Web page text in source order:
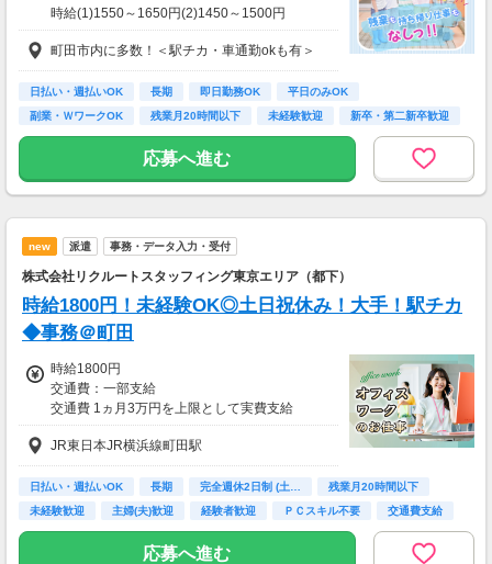
時給(1)1550～1650円(2)1450～1500円
(1)週40ｈ以上
(2)週40ｈ未満
【月収例】
290400円（時給1650円×8h×22日)
★シフト例：9-18時、7-11時、8-12時、9-16時
など
★短期2ヶ月～長期歓迎！
町田市内に多数！＜駅チカ・車通勤okも有＞
日払い・週払いOK 長期 即日勤務OK
平日のみOK
副業・ＷワークOK
残業月20時間以下 未経験歓迎
新卒・第二新卒歓迎
フリーター歓迎
応募へ進む
new 派遣 事務・データ入力・受付
株式会社リクルートスタッフィング東京エリア（都下）
時給1800円！未経験OK◎土日祝休み！大手！駅チカ
◆事務＠町田
時給1800円
交通費：一部支給
交通費 1ヵ月3万円を上限として実費支給
月収例 28万4760円 時給1800円×実働7h40m×
週5日×4週+残業5h
※月収例を保証するものではありません。
※給与即受取りサービス利用可（利用条件有）
JR東日本JR横浜線町田駅
日払い・週払いOK 長期 完全週休2日制 (土…
残業月20時間以下
未経験歓迎
主婦(夫)歓迎 経験者歓迎 ＰＣスキル不要 交通費支給
応募へ進む